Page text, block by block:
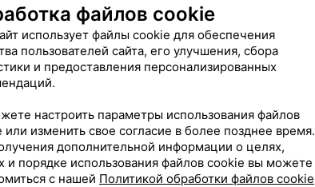
Рекомендую
файлов cookie
использует файлы cookie для обеспечения
пользователей сайта, его улучшения, сбора
и предоставления персонализированных
настроить параметры использования файлов
или изменить свое согласие в более позднее время.
дополнительной информации о целях,
и порядке использования файлов cookie вы можете
с нашей Политикой обработки файлов cookie